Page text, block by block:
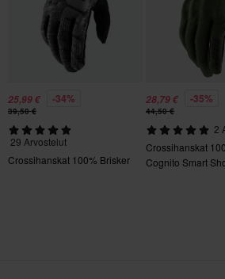
Ei määritelty
25,99 € -34%
39,50 €
29 Arvostelut
Crossihanskat 100% Brisker
28,79 € -35%
44,50 €
2
Crossihanskat
Cognito Smart